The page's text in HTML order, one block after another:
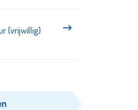
(vrijwillig)